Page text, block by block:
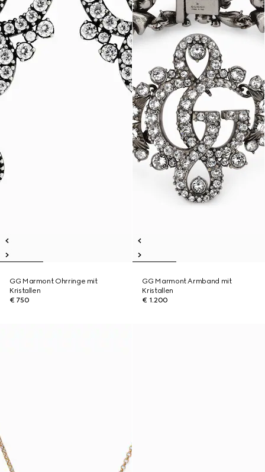
GG Marmont Ohrringe mit
Kristallen
€ 750
GG Marmont Armband mit
Kristallen
€ 1.200